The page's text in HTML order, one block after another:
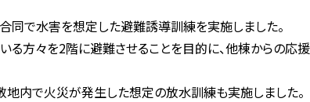
同で水害を想定した避難誘導訓練を実施しました。
方々を2階に避難させることを目的に、他棟からの応
内で火災が発生した想定の放水訓練も実施しました。